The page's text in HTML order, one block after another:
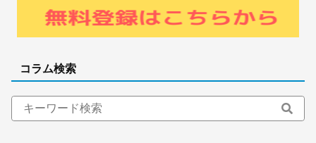
コラム検索